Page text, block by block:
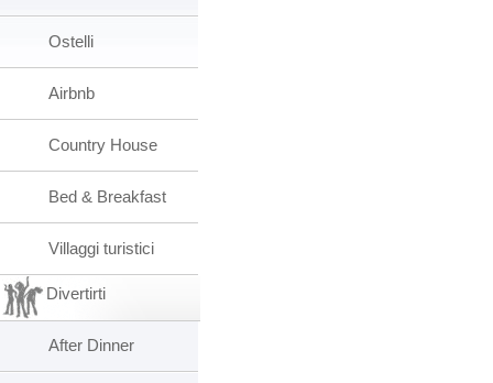
Ostelli
Airbnb
Country House
Bed & Breakfast
Villaggi turistici
Divertirti
After Dinner